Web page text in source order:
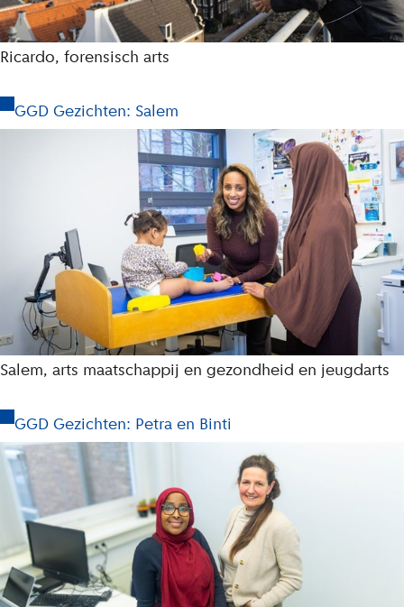
Ricardo, forensisch arts
GGD Gezichten: Salem
Salem, arts maatschappij en gezondheid en jeugdarts
GGD Gezichten: Petra en Binti